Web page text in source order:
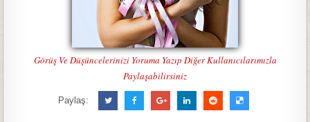
Görüş Ve Düşüncelerinizi Yoruma Yazıp Diğer Kullanıcılarımızla
Paylaşabilirsiniz
Paylaş: